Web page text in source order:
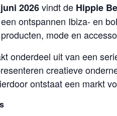
2026vindt de Hippie
ontspannen Ibiza- en
mode en
onderdeel uit van een
creatieve
ontstaat een markt